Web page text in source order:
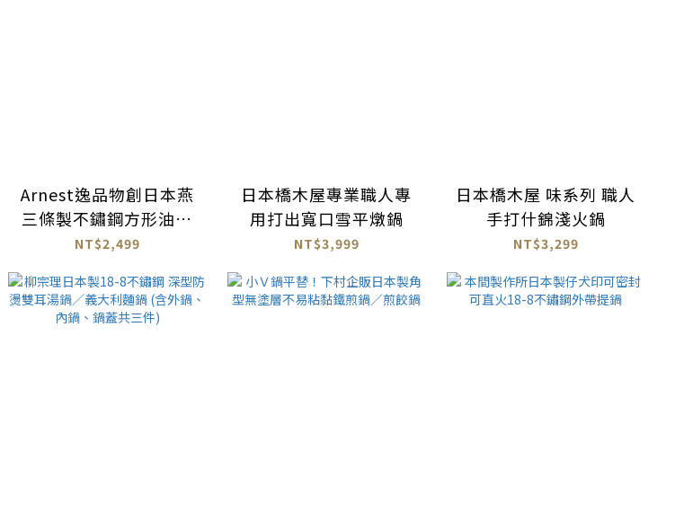
Arnest逸品物創日本燕
三條製不鏽鋼方形油炸
濾油雙鍋組
NT$2,499
日本橋木屋專業職人專
用打出寬口雪平燉鍋
NT$3,999
日本橋木屋 味系列 職人
手打什錦淺火鍋
NT$3,299